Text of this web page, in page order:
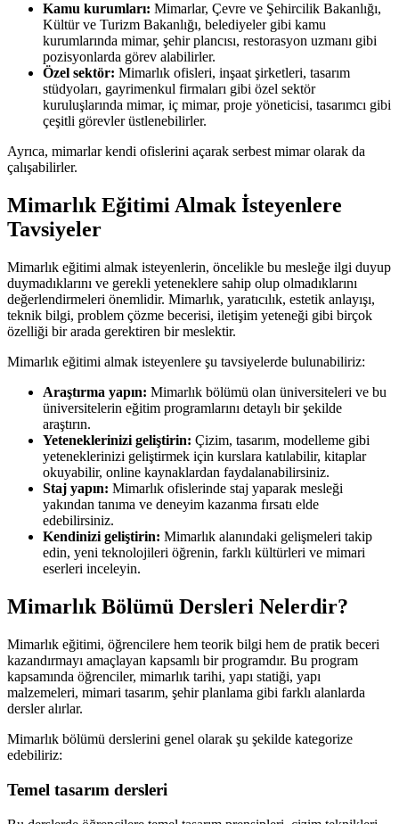
Kamu kurumları: Mimarlar, Çevre ve Şehircilik Bakanlığı,
Kültür ve Turizm Bakanlığı, belediyeler gibi kamu
kurumlarında mimar, şehir plancısı, restorasyon uzmanı gibi
pozisyonlarda görev alabilirler.
Özel sektör: Mimarlık ofisleri, inşaat şirketleri, tasarım
stüdyoları, gayrimenkul firmaları gibi özel sektör
kuruluşlarında mimar, iç mimar, proje yöneticisi, tasarımcı gibi
çeşitli görevler üstlenebilirler.
Ayrıca, mimarlar kendi ofislerini açarak serbest mimar olarak da
çalışabilirler.
Mimarlık Eğitimi Almak İsteyenlere
Tavsiyeler
Mimarlık eğitimi almak isteyenlerin, öncelikle bu mesleğe ilgi duyup
duymadıklarını ve gerekli yeteneklere sahip olup olmadıklarını
değerlendirmeleri önemlidir. Mimarlık, yaratıcılık, estetik anlayışı,
teknik bilgi, problem çözme becerisi, iletişim yeteneği gibi birçok
özelliği bir arada gerektiren bir meslektir.
Mimarlık eğitimi almak isteyenlere şu tavsiyelerde bulunabiliriz:
Araştırma yapın: Mimarlık bölümü olan üniversiteleri ve bu
üniversitelerin eğitim programlarını detaylı bir şekilde
araştırın.
Yeteneklerinizi geliştirin: Çizim, tasarım, modelleme gibi
yeteneklerinizi geliştirmek için kurslara katılabilir, kitaplar
okuyabilir, online kaynaklardan faydalanabilirsiniz.
Staj yapın: Mimarlık ofislerinde staj yaparak mesleği
yakından tanıma ve deneyim kazanma fırsatı elde
edebilirsiniz.
Kendinizi geliştirin: Mimarlık alanındaki gelişmeleri takip
edin, yeni teknolojileri öğrenin, farklı kültürleri ve mimari
eserleri inceleyin.
Mimarlık Bölümü Dersleri Nelerdir?
Mimarlık eğitimi, öğrencilere hem teorik bilgi hem de pratik beceri
kazandırmayı amaçlayan kapsamlı bir programdır. Bu program
kapsamında öğrenciler, mimarlık tarihi, yapı statiği, yapı
malzemeleri, mimari tasarım, şehir planlama gibi farklı alanlarda
dersler alırlar.
Mimarlık bölümü derslerini genel olarak şu şekilde kategorize
edebiliriz:
Temel tasarım dersleri